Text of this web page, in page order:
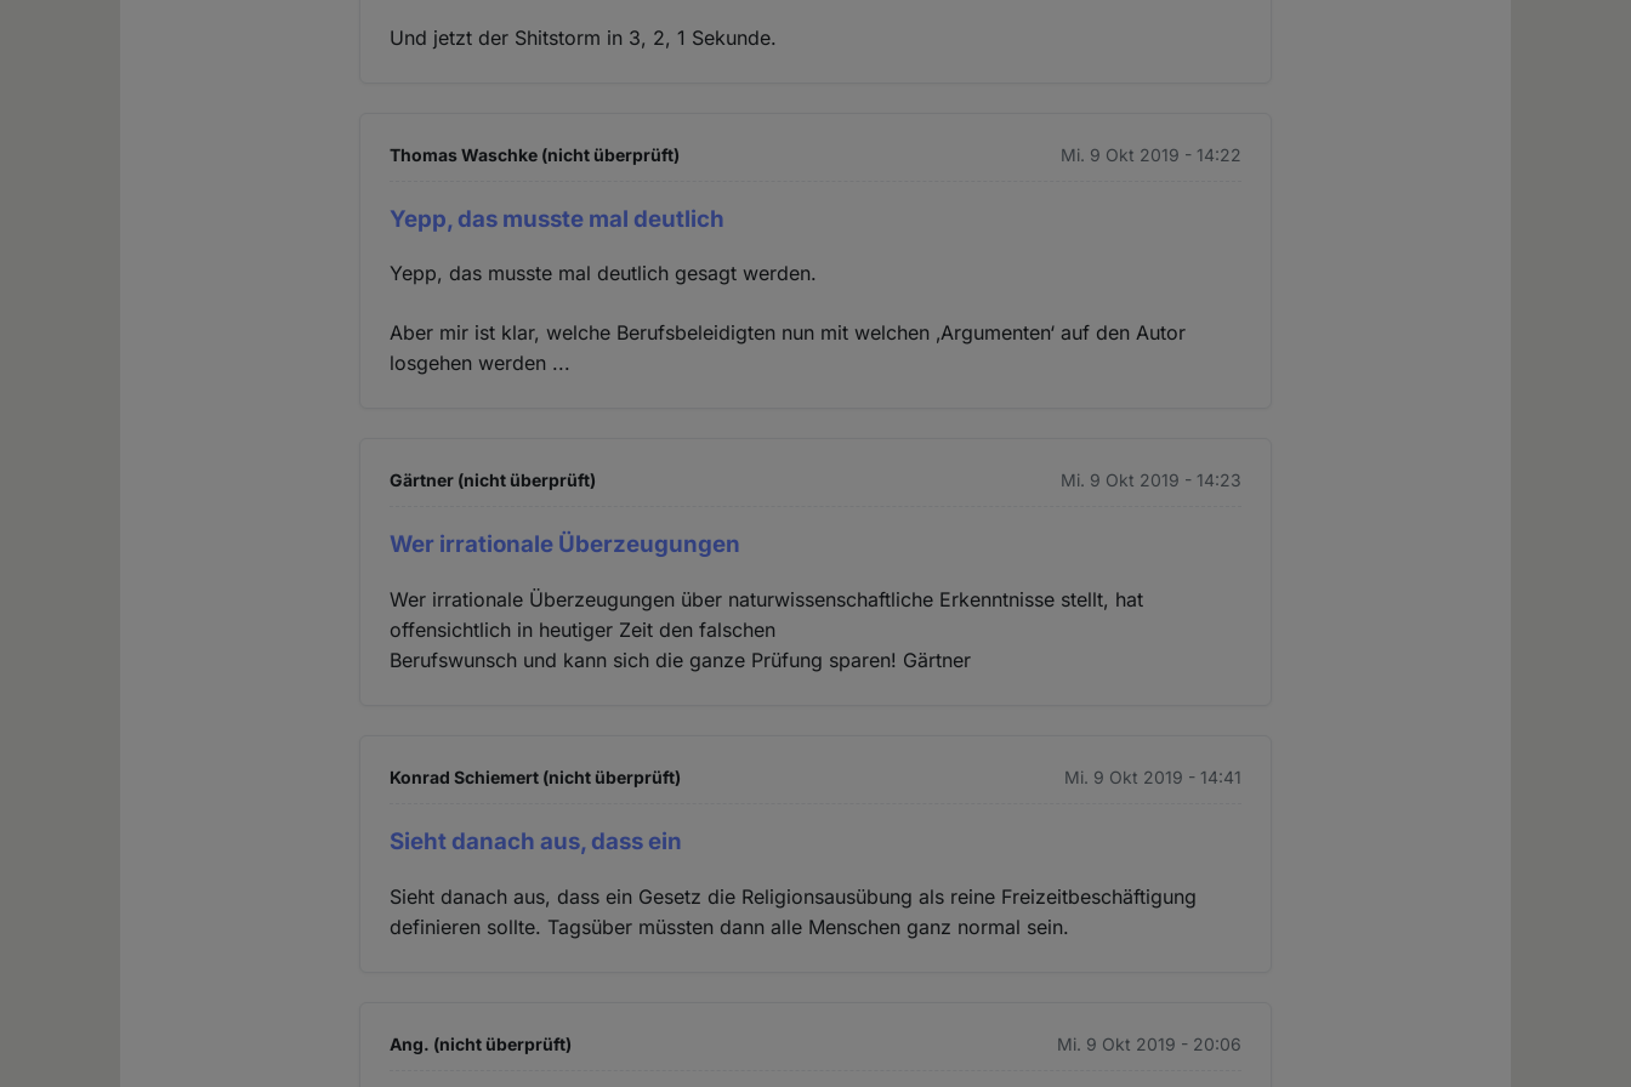
Und jetzt der Shitstorm in 3, 2, 1 Sekunde.
Thomas Waschke (nicht überprüft) Mi. 9 Okt 2019 - 14:22
Yepp, das musste mal deutlich
Yepp, das musste mal deutlich gesagt werden.
Aber mir ist klar, welche Berufsbeleidigten nun mit welchen ‚Argumenten‘ auf den Autor
losgehen werden ...
Gärtner (nicht überprüft) Mi. 9 Okt 2019 - 14:23
Wer irrationale Überzeugungen
Wer irrationale Überzeugungen über naturwissenschaftliche Erkenntnisse stellt, hat
offensichtlich in heutiger Zeit den falschen
Berufswunsch und kann sich die ganze Prüfung sparen! Gärtner
Konrad Schiemert (nicht überprüft) Mi. 9 Okt 2019 - 14:41
Sieht danach aus, dass ein
Sieht danach aus, dass ein Gesetz die Religionsausübung als reine Freizeitbeschäftigung
definieren sollte. Tagsüber müssten dann alle Menschen ganz normal sein.
Ang. (nicht überprüft) Mi. 9 Okt 2019 - 20:06